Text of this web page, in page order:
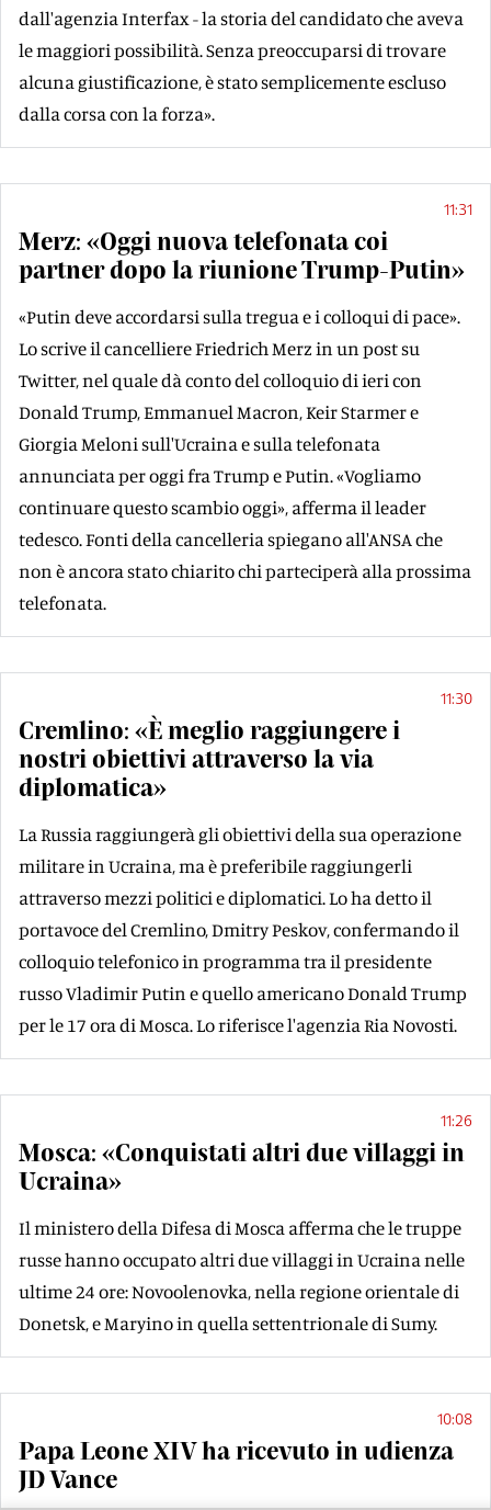
dall'agenzia Interfax - la storia del candidato che aveva
le maggiori possibilità. Senza preoccuparsi di trovare
alcuna giustificazione, è stato semplicemente escluso
dalla corsa con la forza».
11:31
Merz: «Oggi nuova telefonata coi
partner dopo la riunione Trump-Putin»
«Putin deve accordarsi sulla tregua e i colloqui di pace».
Lo scrive il cancelliere Friedrich Merz in un post su
Twitter, nel quale dà conto del colloquio di ieri con
Donald Trump, Emmanuel Macron, Keir Starmer e
Giorgia Meloni sull'Ucraina e sulla telefonata
annunciata per oggi fra Trump e Putin. «Vogliamo
continuare questo scambio oggi», afferma il leader
tedesco. Fonti della cancelleria spiegano all'ANSA che
non è ancora stato chiarito chi parteciperà alla prossima
telefonata.
11:30
Cremlino: «È meglio raggiungere i
nostri obiettivi attraverso la via
diplomatica»
La Russia raggiungerà gli obiettivi della sua operazione
militare in Ucraina, ma è preferibile raggiungerli
attraverso mezzi politici e diplomatici. Lo ha detto il
portavoce del Cremlino, Dmitry Peskov, confermando il
colloquio telefonico in programma tra il presidente
russo Vladimir Putin e quello americano Donald Trump
per le 17 ora di Mosca. Lo riferisce l'agenzia Ria Novosti.
11:26
Mosca: «Conquistati altri due villaggi in
Ucraina»
Il ministero della Difesa di Mosca afferma che le truppe
russe hanno occupato altri due villaggi in Ucraina nelle
ultime 24 ore: Novoolenovka, nella regione orientale di
Donetsk, e Maryino in quella settentrionale di Sumy.
10:08
Papa Leone XIV ha ricevuto in udienza
JD Vance